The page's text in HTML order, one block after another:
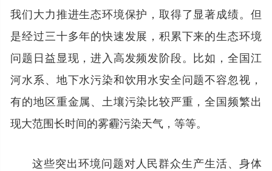
我们大力推进生态环境保护，取得了显著成绩。但
是经过三十多年的快速发展，积累下来的生态环境
问题日益显现，进入高发频发阶段。比如，全国江
河水系、地下水污染和饮用水安全问题不容忽视，
有的地区重金属、土壤污染比较严重，全国频繁出
现大范围长时间的雾霾污染天气，等等。
这些突出环境问题对人民群众生产生活、身体